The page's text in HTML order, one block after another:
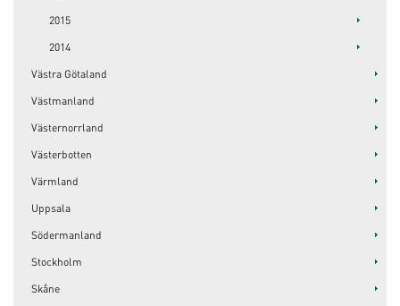
2015
2014
Västra Götaland
Västmanland
Västernorrland
Västerbotten
Värmland
Uppsala
Södermanland
Stockholm
Skåne